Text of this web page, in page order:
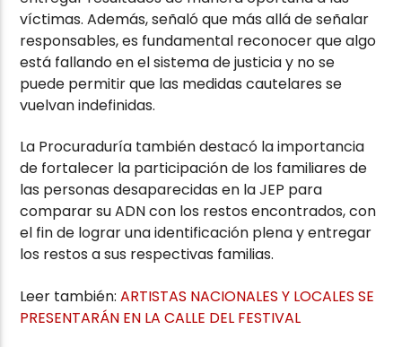
víctimas. Además, señaló que más allá de señalar
responsables, es fundamental reconocer que algo
está fallando en el sistema de justicia y no se
puede permitir que las medidas cautelares se
vuelvan indefinidas.
La Procuraduría también destacó la importancia
de fortalecer la participación de los familiares de
las personas desaparecidas en la JEP para
comparar su ADN con los restos encontrados, con
el fin de lograr una identificación plena y entregar
los restos a sus respectivas familias.
Leer también:ARTISTAS NACIONALES Y LOCALES SE
PRESENTARÁN EN LA CALLE DEL FESTIVAL